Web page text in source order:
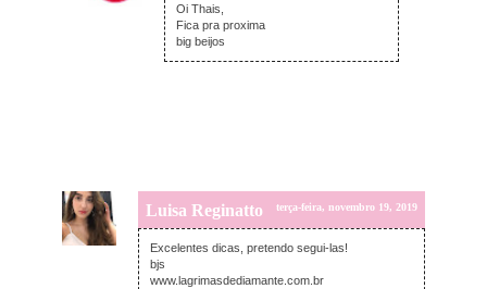
Oi Thais,
Fica pra proxima
big beijos
Luisa Reginatto terça-feira, novembro 19, 2019
Excelentes dicas, pretendo segui-las!
bjs
www.lagrimasdediamante.com.br